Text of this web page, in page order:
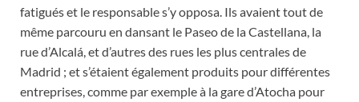
fatigués et le responsable s’y opposa. Ils avaient tout de
même parcouru en dansant le Paseo de la Castellana, la
rue d’Alcalá, et d’autres des rues les plus centrales de
Madrid ; et s’étaient également produits pour différentes
entreprises, comme par exemple à la gare d’Atocha pour